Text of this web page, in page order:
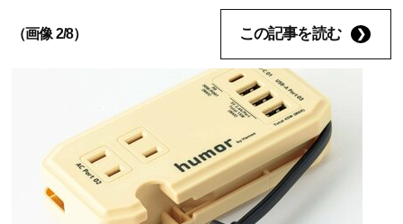
（画像 2/8） この記事を読む